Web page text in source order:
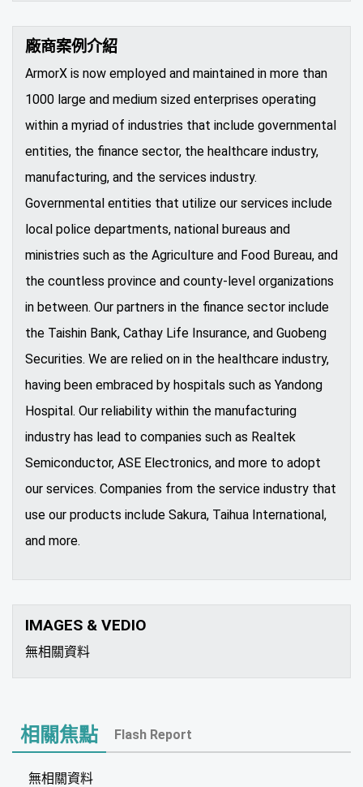
廠商案例介紹
ArmorX is now employed and maintained in more than
1000 large and medium sized enterprises operating
within a myriad of industries that include governmental
entities, the finance sector, the healthcare industry,
manufacturing, and the services industry.
Governmental entities that utilize our services include
local police departments, national bureaus and
ministries such as the Agriculture and Food Bureau, and
the countless province and county-level organizations
in between. Our partners in the finance sector include
the Taishin Bank, Cathay Life Insurance, and Guobeng
Securities. We are relied on in the healthcare industry,
having been embraced by hospitals such as Yandong
Hospital. Our reliability within the manufacturing
industry has lead to companies such as Realtek
Semiconductor, ASE Electronics, and more to adopt
our services. Companies from the service industry that
use our products include Sakura, Taihua International,
and more.
IMAGES & VEDIO
無相關資料
相關焦點 Flash Report
無相關資料